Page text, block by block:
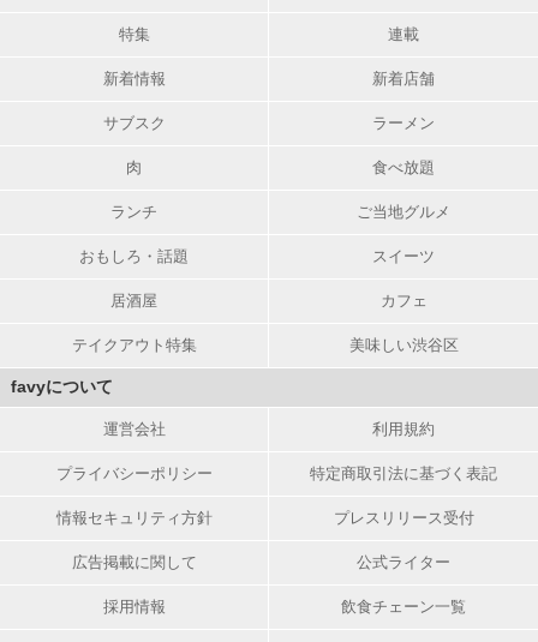
特集 連載
新着情報 新着店舗
サブスク ラーメン
肉 食べ放題
ランチ ご当地グルメ
おもしろ・話題 スイーツ
居酒屋 カフェ
テイクアウト特集 美味しい渋谷区
favyについて
運営会社 利用規約
プライバシーポリシー 特定商取引法に基づく表記
情報セキュリティ方針 プレスリリース受付
広告掲載に関して 公式ライター
採用情報 飲食チェーン一覧